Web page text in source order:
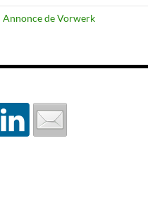
de Vorwerk